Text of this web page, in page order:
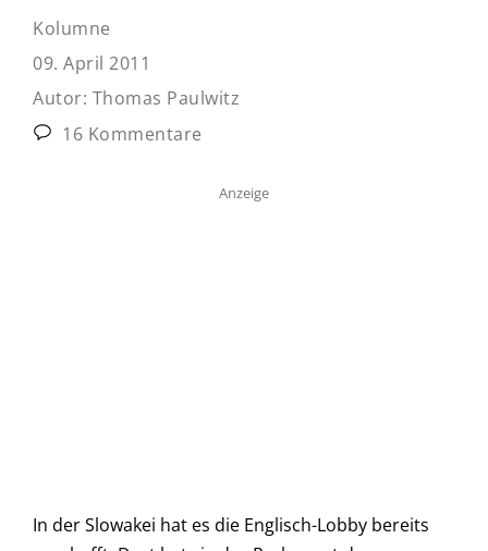
Kolumne
09. April 2011
Autor: Thomas Paulwitz
16 Kommentare
Anzeige
In der Slowakei hat es die Englisch-Lobby bereits